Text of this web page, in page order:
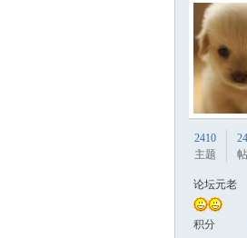
2410
主题
论坛元老
积分